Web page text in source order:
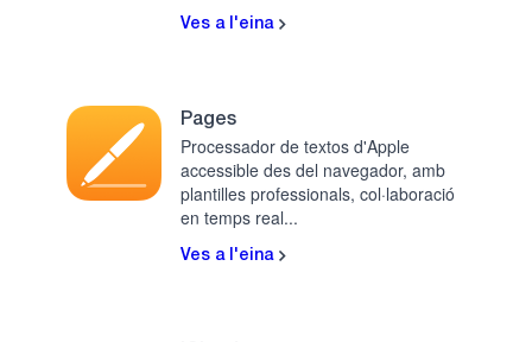
Ves a l'eina
Pages
Processador de textos d'Apple
accessible des del navegador, amb
plantilles professionals, col·laboració
en temps real...
Ves a l'eina